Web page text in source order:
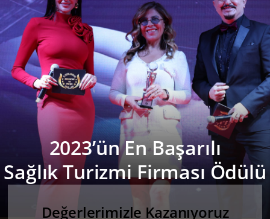
2023’ün En Başarılı
Sağlık Turizmi Firması Ödülü
Değerlerimizle Kazanıyoruz